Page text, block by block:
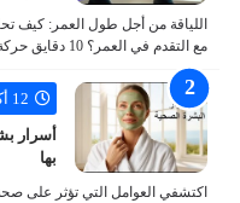
اللياقة من أجل طول العمر: كيف
مع التقدم في العمر؟ 10 دقايق حركة يوميًا… ممكن …
12 أكتوبر 2024
أسرار
بها
اكتشفي العوامل التي تؤثر على